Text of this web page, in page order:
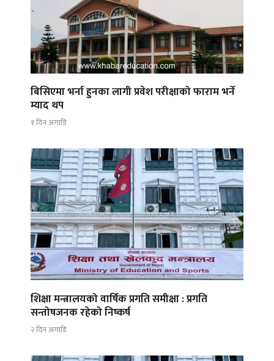
बिसिएमा भर्ना हुनका लागी प्रवेश परीक्षाको फाराम भर्ने
म्याद थप
१ दिन अगाडि
शिक्षा मन्त्रालयको वार्षिक प्रगति समीक्षा : प्रगति
सन्तोषजनक रहेको निष्कर्ष
२ दिन अगाडि